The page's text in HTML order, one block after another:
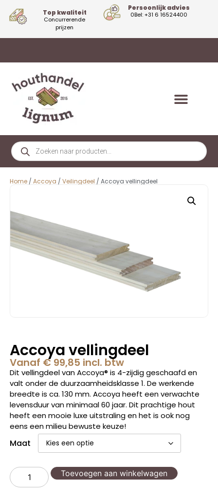
Top kwaliteit
Concurrerende
prijzen
Persoonlijk advies
0Bel: +31 6 16524400
Home / Accoya / Veilingdeel / Accoya vellingdeel
Accoya vellingdeel
Vanaf € 99,85 incl. btw
Dit vellingdeel van Accoya® is 4-zijdig geschaafd en
valt onder de duurzaamheidsklasse 1. De werkende
breedte is ca. 130 mm. Accoya heeft een verwachte
levensduur van minimaal 60 jaar. Dit prachtige hout
heeft een mooie luxe uitstraling en het is ook nog
eens een milieu bewuste keuze!
Maat
Toevoegen aan winkelwagen